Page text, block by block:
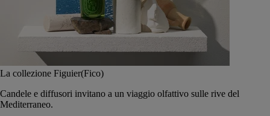
La collezione Figuier(Fico)
Candele e diffusori invitano a un viaggio olfattivo sulle rive del
Mediterraneo.